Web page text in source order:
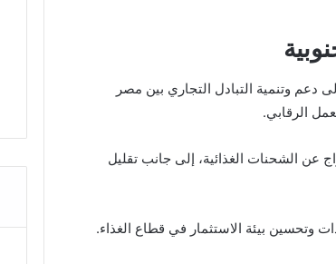
دعم وتنمية التبادل التجاري بين مصر
الرقابي.
عن الشحنات الغذائية، إلى جانب تقليل
وتحسين بيئة الاستثمار في قطاع الغذاء.